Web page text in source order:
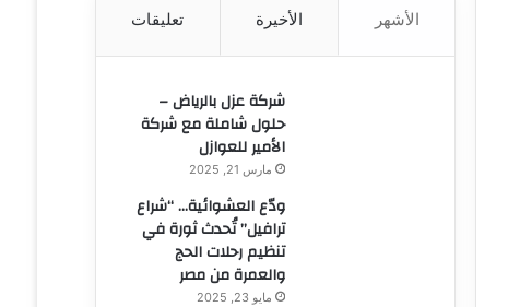
الأشهر الأخيرة تعليقات
شركة عزل بالرياض –
حلول شاملة مع شركة
الأمير للعوازل
مارس 21, 2025
ودّع العشوائية… “شراع
ترافيل” تُحدث ثورة في
تنظيم رحلات الحج
والعمرة من مصر
مايو 23, 2025